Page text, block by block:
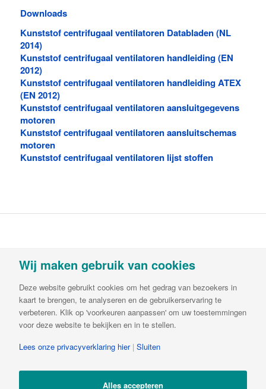
Downloads
Kunststof centrifugaal ventilatoren Databladen (NL
2014)
Kunststof centrifugaal ventilatoren handleiding (EN
2012)
Kunststof centrifugaal ventilatoren handleiding ATEX
(EN 2012)
Kunststof centrifugaal ventilatoren aansluitgegevens
motoren
Kunststof centrifugaal ventilatoren aansluitschemas
motoren
Kunststof centrifugaal ventilatoren lijst stoffen
Luchtbehandeling & Ventilatie B.V.Buitendijks 63 |
info@vortvent.nl| KvK: 65549236| BTW:
NL8561.57.569B01 | IBAN NL65ABNA0644510846
Wij maken gebruik van cookies
Deze website gebruikt cookies om het gedrag van bezoekers in
kaart te brengen, te analyseren en de gebruikerservaring te
verbeteren. Klik op 'voorkeuren aanpassen' om uw toestemmingen
voor deze website te bekijken en in te stellen.
Lees onze privacyverklaring hier | Sluiten
Alles accepteren